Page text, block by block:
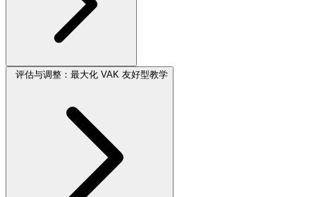
评估与调整：最大化 VAK 友好型教学